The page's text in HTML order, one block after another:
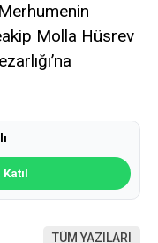
Molla Hüsrev
TÜM YAZILARI